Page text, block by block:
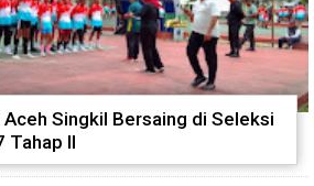
Singkil Bersaing di Seleksi
Tahap II